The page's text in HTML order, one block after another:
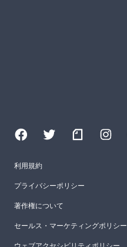
利用規約
プライバシーポリシー
著作権について
セールス・マーケティングポリシー